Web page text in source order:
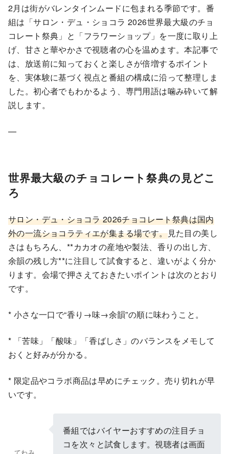
2月は街がバレンタインムードに包まれる季節です。番
組は「サロン・デュ・ショコラ 2026世界最大級のチョ
コレート祭典」と「フラワーショップ」を一度に取り上
げ、甘さと華やかさで視聴者の心を温めます。本記事で
は、放送前に知っておくと楽しさが倍増するポイント
を、実体験に基づく視点と番組の構成に沿って整理しま
した。初心者でもわかるよう、専門用語は噛み砕いて解
説します。
—
世界最大級のチョコレート祭典の見どこ
ろ
サロン・デュ・ショコラ 2026チョコレート祭典は国内
外の一流ショコラティエが集まる場です。見た目の美し
さはもちろん、**カカオの産地や製法、香りの出し方、
余韻の残し方**に注目して試食すると、違いがよく分か
ります。会場で押さえておきたいポイントは次のとおり
です。
* 小さな一口で“香り→味→余韻”の順に味わうこと。
* 「苦味」「酸味」「香ばしさ」のバランスをメモして
おくと好みが分かる。
* 限定品やコラボ商品は早めにチェック。売り切れが早
いです。
てわみ
番組ではバイヤーおすすめの注目チョ
コを次々と試食します。視聴者は画面